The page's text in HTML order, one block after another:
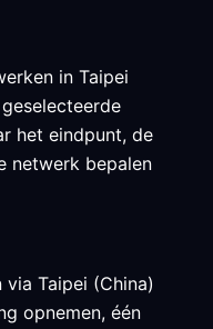
in Taipei
het eindpunt, de
netwerk bepalen
Taipei (China)
opnemen, één